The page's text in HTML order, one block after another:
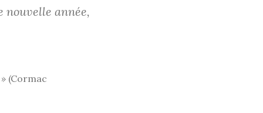
nouvelle année,
(Cormac